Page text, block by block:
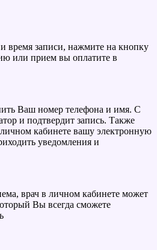
время записи, нажмите на кнопку
или прием вы оплатите в
Ваш номер телефона и имя. С
и подтвердит запись. Также
кабинете вашу электронную
уведомления и
врач в личном кабинете может
Вы всегда сможете